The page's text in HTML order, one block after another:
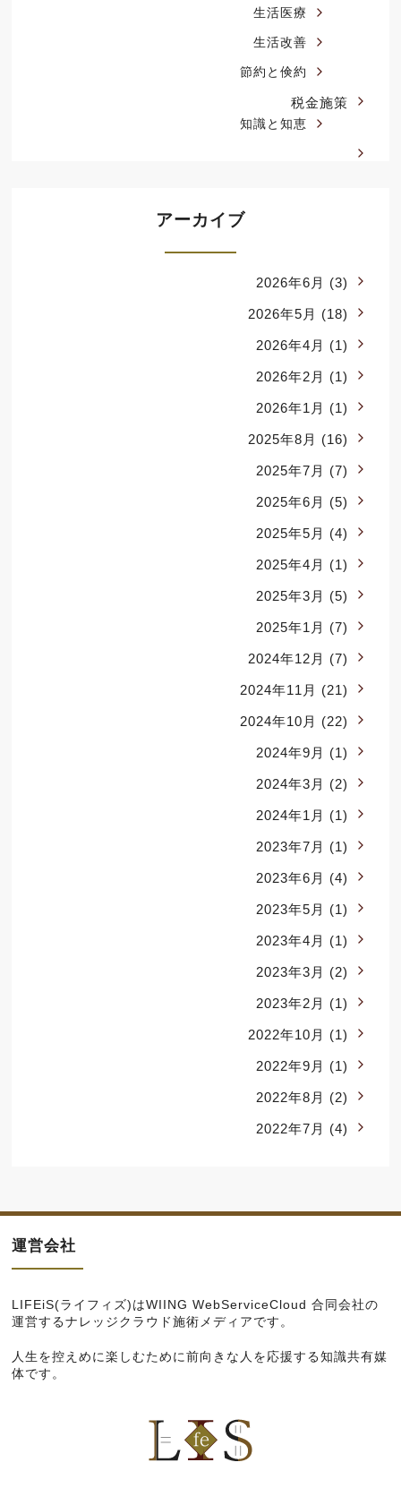
生活医療
生活改善
節約と倹約
税金施策
知識と知恵
アーカイブ
2026年6月 (3)
2026年5月 (18)
2026年4月 (1)
2026年2月 (1)
2026年1月 (1)
2025年8月 (16)
2025年7月 (7)
2025年6月 (5)
2025年5月 (4)
2025年4月 (1)
2025年3月 (5)
2025年1月 (7)
2024年12月 (7)
2024年11月 (21)
2024年10月 (22)
2024年9月 (1)
2024年3月 (2)
2024年1月 (1)
2023年7月 (1)
2023年6月 (4)
2023年5月 (1)
2023年4月 (1)
2023年3月 (2)
2023年2月 (1)
2022年10月 (1)
2022年9月 (1)
2022年8月 (2)
2022年7月 (4)
運営会社
LIFEiS(ライフィズ)はWIING WebServiceCloud 合同会社の
運営するナレッジクラウド施術メディアです。
人生を控えめに楽しむために前向きな人を応援する知識共有媒
体です。